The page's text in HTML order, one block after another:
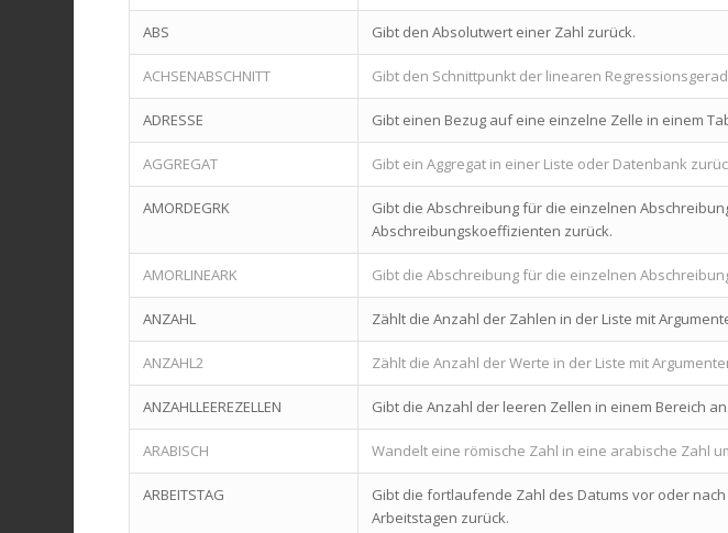
ABS Gibt den Absolutwert einer Zahl zurück.
ACHSENABSCHNITT Gibt den Schnittpunkt der linearen
ADRESSE Gibt einen Bezug auf eine einzelne Zelle in einem
AGGREGAT Gibt ein Aggregat in einer Liste oder Datenbank
AMORDEGRK
Gibt die Abschreibung für die einzelnen
Abschreibungskoeffizienten zurück.
AMORLINEARK Gibt die Abschreibung für die einzelnen
ANZAHL Zählt die Anzahl der Zahlen in der Liste mit
ANZAHL2 Zählt die Anzahl der Werte in der Liste mit
ANZAHLLEEREZELLEN Gibt die Anzahl der leeren Zellen in einem Bereich an.
ARABISCH Wandelt eine römische Zahl in eine arabische Zahl
ARBEITSTAG
Gibt die fortlaufende Zahl des Datums vor oder
Arbeitstagen zurück.